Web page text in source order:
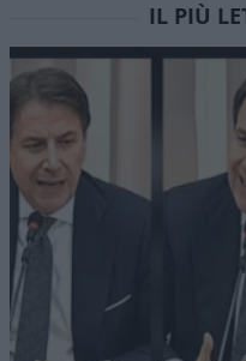
IL PIÙ